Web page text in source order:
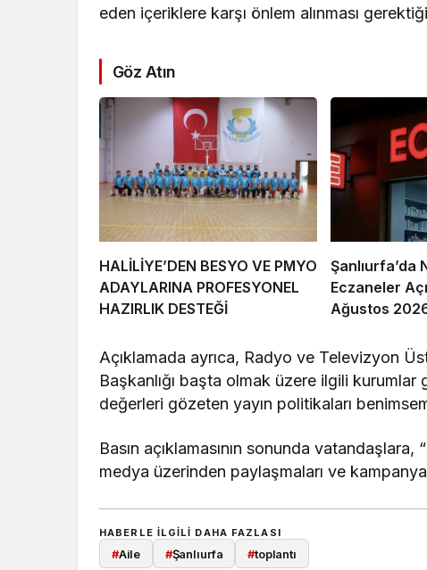
eden içeriklere karşı önlem alınması
Göz Atın
HALİLİYE’DEN BESYO VE PMYO
ADAYLARINA PROFESYONEL
HAZIRLIK DESTEĞİ
Şanlıurfa’da
Eczaneler
Ağustos
Açıklamada ayrıca, Radyo ve Televizyon
Başkanlığı başta olmak üzere ilgili kurumlar
değerleri gözeten yayın politikaları
Basın açıklamasının sonunda
medya üzerinden paylaşmaları ve
HABERLE ILGILI DAHA FAZLASI
#Aile #Şanlıurfa #toplantı